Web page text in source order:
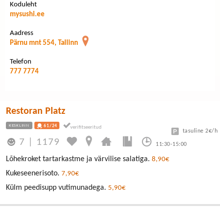
Koduleht
mysushi.ee
Aadress
Pärnu mnt 554, Tallinn
Telefon
777 7774
Restoran Platz
KESKLINN 61/24
7 1179 11:30-15:00
tasuline 2€/h
Lõhekroket tartarkastme ja värvilise salatiga. 8,90€
Kukeseenerisoto. 7,90€
Külm peedisupp vutimunadega. 5,90€